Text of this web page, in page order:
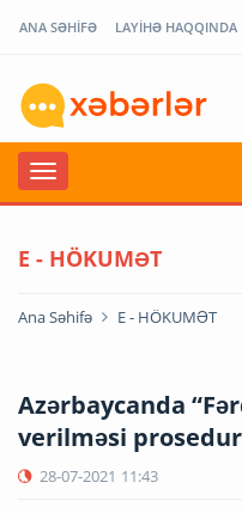
ANA SƏHİFƏ LAYİHƏ HAQQINDA
E - HÖKUMƏT
Ana Səhifə E - HÖKUMƏT
Azərbaycanda
verilməsi
28-07-2021 11:43